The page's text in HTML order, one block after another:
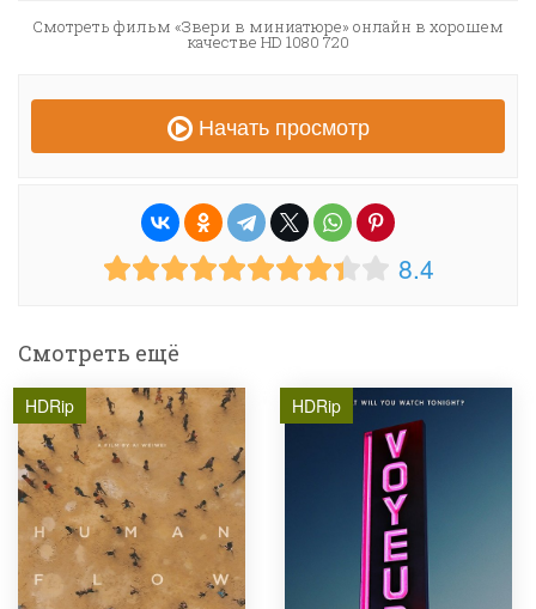
Смотреть фильм «Звери в миниатюре» онлайн в хорошем
качестве HD 1080 720
Начать просмотр
8.4
Смотреть ещё
HDRip HDRip